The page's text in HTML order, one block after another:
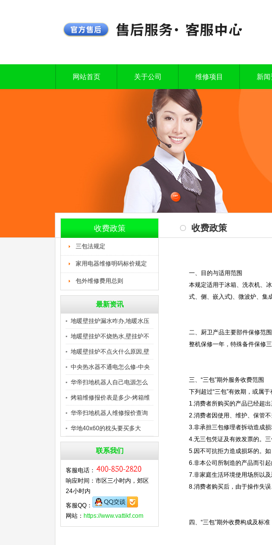
网站首页 关于公司 维修项目 新
收费政策
三包法规定
家用电器维修明码标价规定
包外维修费用总则
最新资讯
地暖壁挂炉漏水咋办,地暖水压
地暖壁挂炉不烧热水,壁挂炉不
地暖壁挂炉不点火什么原因,壁
中央热水器不通电怎么修-中央
华帝扫地机器人自己电源怎么
关
烤箱维修报价表是多少-烤箱维
华帝扫地机器人维修报价查询
是
华地40x60的枕头要买多大
联系我们
客服电话：
响应时间：市区三小时内，郊区
24小时内
客服QQ：
网站： https://www.vattikf.com
收费政策
一、目的与适用范围
本规定适用于冰箱、洗衣机、
式、侧、嵌入式)、微波炉、集
二、厨卫产品主要部件保修范围
整机保修一年，特殊备件保修
三、“三包”期外服务收费范围
下列超过“三包”有效期，或属
1.消费者所购买的产品已经超
2.消费者因使用、维护、保管
3.非承担三包修理者拆动造成
4.无三包凭证及有效发票的。
5.因不可抗拒力造成损坏的。
6.非本公司所制造的产品而引
7.非家庭生活环境使用场所以
8.消费者购买后，由于操作失
四、“三包”期外收费构成及标准